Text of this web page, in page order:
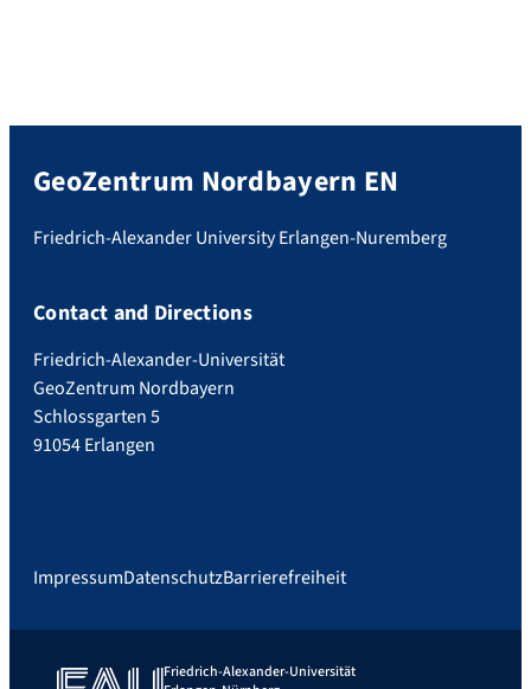
GeoZentrum Nordbayern EN
Friedrich-Alexander University Erlangen-Nuremberg
Contact and Directions
Friedrich-Alexander-Universität
GeoZentrum Nordbayern
Schlossgarten 5
91054 Erlangen
ImpressumDatenschutzBarrierefreiheit
Friedrich-Alexander-Universität